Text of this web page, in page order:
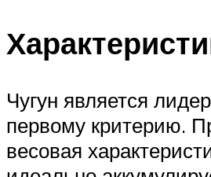
Чугун является
первому критерию.
весовая